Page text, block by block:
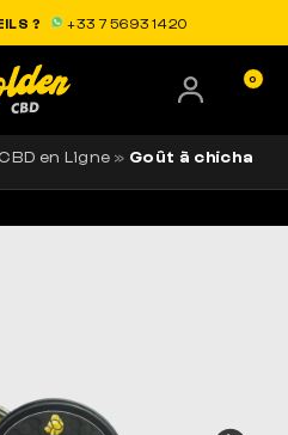
0
? +33 7 56 93 14 20
en Ligne » Goût à chicha